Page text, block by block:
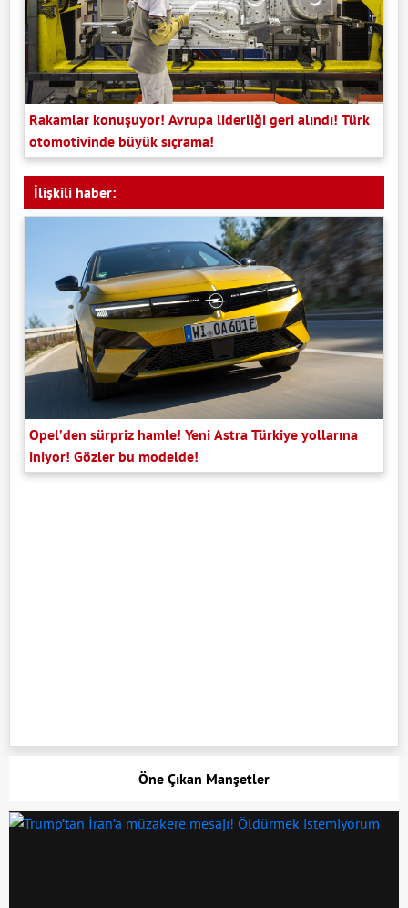
Rakamlar konuşuyor! Avrupa liderliği geri alındı! Türk
otomotivinde büyük sıçrama!
İlişkili haber:
Opel’den sürpriz hamle! Yeni Astra Türkiye yollarına
iniyor! Gözler bu modelde!
Öne Çıkan Manşetler